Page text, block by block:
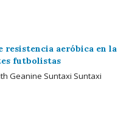
aeróbica en la
futbolistas
Geanine Suntaxi Suntaxi